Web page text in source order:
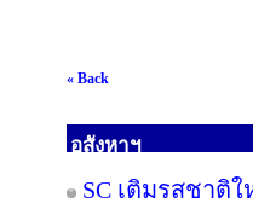
« Back
อสังหาฯ
SC เติมรสชาติใ